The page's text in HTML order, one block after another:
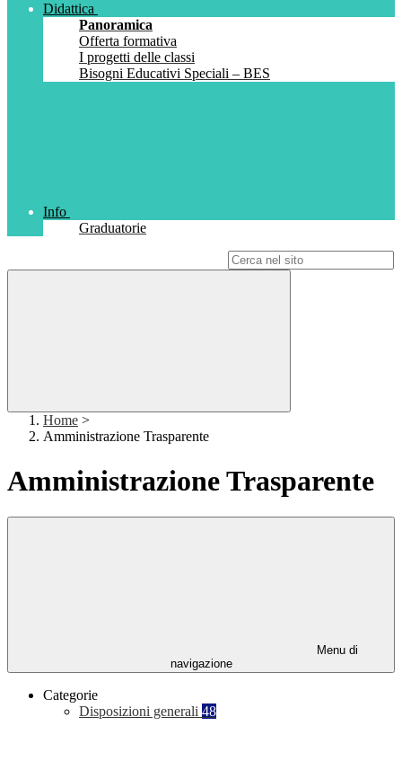
Didattica
Panoramica
Offerta formativa
I progetti delle classi
Bisogni Educativi Speciali – BES
Info
Graduatorie
Home >
Amministrazione Trasparente
Amministrazione Trasparente
Menu di
navigazione
Categorie
Disposizioni generali 48